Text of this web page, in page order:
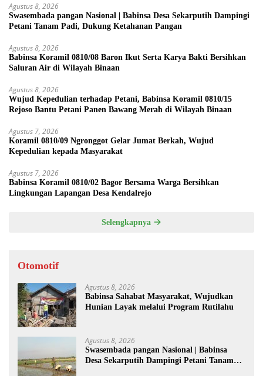
Agustus 8, 2026
Swasembada pangan Nasional | Babinsa Desa Sekarputih Dampingi
Petani Tanam Padi, Dukung Ketahanan Pangan
Agustus 8, 2026
Babinsa Koramil 0810/08 Baron Ikut Serta Karya Bakti Bersihkan
Saluran Air di Wilayah Binaan
Agustus 8, 2026
Wujud Kepedulian terhadap Petani, Babinsa Koramil 0810/15
Rejoso Bantu Petani Panen Bawang Merah di Wilayah Binaan
Agustus 7, 2026
Koramil 0810/09 Ngronggot Gelar Jumat Berkah, Wujud
Kepedulian kepada Masyarakat
Agustus 7, 2026
Babinsa Koramil 0810/02 Bagor Bersama Warga Bersihkan
Lingkungan Lapangan Desa Kendalrejo
Selengkapnya
Otomotif
Agustus 8, 2026
Babinsa Sahabat Masyarakat, Wujudkan
Hunian Layak melalui Program Rutilahu
Agustus 8, 2026
Swasembada pangan Nasional | Babinsa
Desa Sekarputih Dampingi Petani Tanam